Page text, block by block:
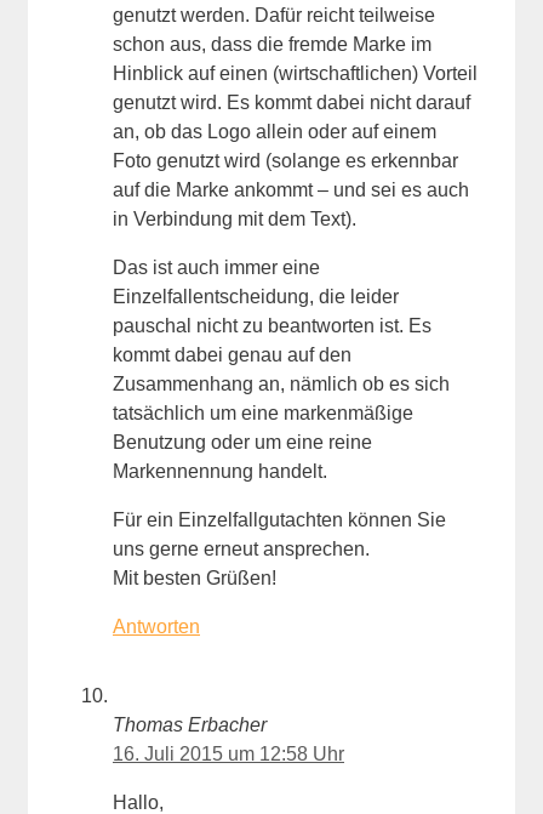
genutzt werden. Dafür reicht teilweise
schon aus, dass die fremde Marke im
Hinblick auf einen (wirtschaftlichen) Vorteil
genutzt wird. Es kommt dabei nicht darauf
an, ob das Logo allein oder auf einem
Foto genutzt wird (solange es erkennbar
auf die Marke ankommt – und sei es auch
in Verbindung mit dem Text).
Das ist auch immer eine
Einzelfallentscheidung, die leider
pauschal nicht zu beantworten ist. Es
kommt dabei genau auf den
Zusammenhang an, nämlich ob es sich
tatsächlich um eine markenmäßige
Benutzung oder um eine reine
Markennennung handelt.
Für ein Einzelfallgutachten können Sie
uns gerne erneut ansprechen.
Mit besten Grüßen!
Antworten
Thomas Erbacher
16. Juli 2015 um 12:58 Uhr
Hallo,